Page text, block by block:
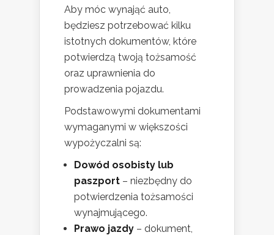
Aby móc wynająć auto,
będziesz potrzebować kilku
istotnych dokumentów, które
potwierdzą twoją tożsamość
oraz uprawnienia do
prowadzenia pojazdu.
Podstawowymi dokumentami
wymaganymi w większości
wypożyczalni są:
Dowód osobisty lub
paszport – niezbędny do
potwierdzenia tożsamości
wynajmującego.
Prawo jazdy – dokument,